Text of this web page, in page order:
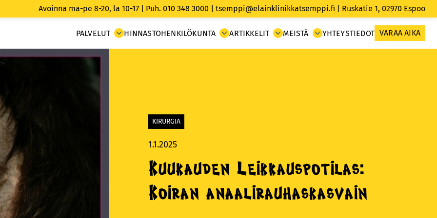
Avoinna ma-pe 8-20, la 10-17 | Puh. 010 348 3000 tsemppi@elainklinikkatsemppi.fi | Ruskatie 1, 02970 Espoo
PALVELUT HINNASTOHENKILÖKUNTA ARTIKKELIT MEISTÄ YHTEYSTIEDOT VARAA AIKA
KIRURGIA
1.1.2025
Kuukauden Leikkauspotilas:
Koiran anaalirauhaskasvain